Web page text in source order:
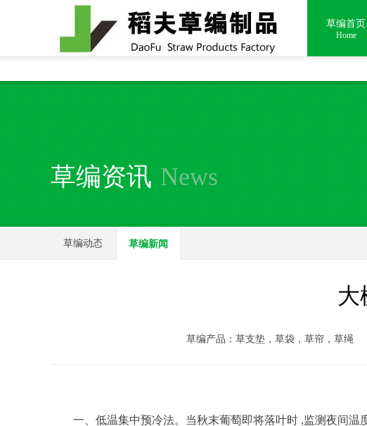
全国统一24小时销售电话：15937370357 草编首页
Home
草编资讯 News
草编动态 草编新闻
大
草编产品：草支垫，草袋，草帘，草绳